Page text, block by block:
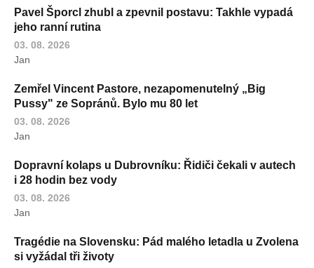
Pavel Šporcl zhubl a zpevnil postavu: Takhle vypadá
jeho ranní rutina
03. 08. 2026
Jan
Zemřel Vincent Pastore, nezapomenutelný „Big
Pussy" ze Sopránů. Bylo mu 80 let
03. 08. 2026
Jan
Dopravní kolaps u Dubrovníku: Řidiči čekali v autech
i 28 hodin bez vody
03. 08. 2026
Jan
Tragédie na Slovensku: Pád malého letadla u Zvolena
si vyžádal tři životy